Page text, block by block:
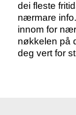
dei fleste
nærmare
innom for
nøkkelen på
deg vert for